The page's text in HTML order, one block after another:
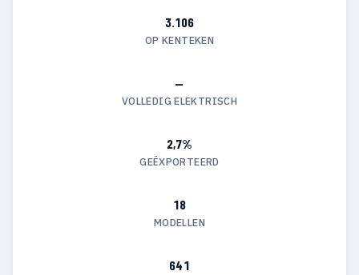
3.106
OP KENTEKEN
—
VOLLEDIG ELEKTRISCH
2,7%
GEËXPORTEERD
18
MODELLEN
641